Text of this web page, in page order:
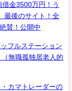
金3500万円！う
最後のサイト！全
賛！公開中
フルステーション
無職孤独居老人的
カマトレーダーの